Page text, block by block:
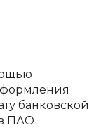
банковской
ПАО